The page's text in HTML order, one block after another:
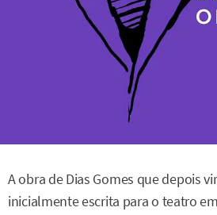
A obra de Dias Gomes que depois
inicialmente escrita para o teatro